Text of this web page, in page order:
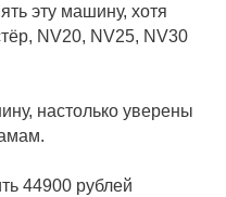
эту машину, хотя
NV20, NV25, NV30
настолько уверены
44900 рублей